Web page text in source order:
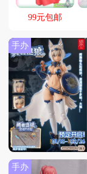
99元包邮
手办
手办